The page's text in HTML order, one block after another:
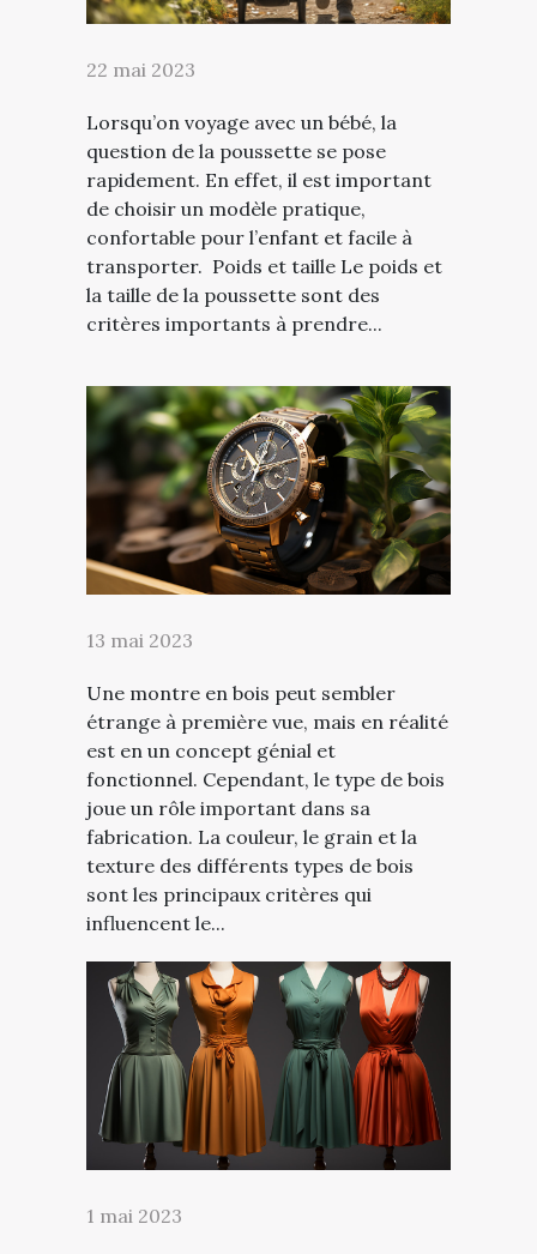
22 mai 2023
Lorsqu’on voyage avec un bébé, la
question de la poussette se pose
rapidement. En effet, il est important
de choisir un modèle pratique,
confortable pour l’enfant et facile à
transporter. Poids et taille Le poids et
la taille de la poussette sont des
critères importants à prendre...
13 mai 2023
Une montre en bois peut sembler
étrange à première vue, mais en réalité
est en un concept génial et
fonctionnel. Cependant, le type de bois
joue un rôle important dans sa
fabrication. La couleur, le grain et la
texture des différents types de bois
sont les principaux critères qui
influencent le...
1 mai 2023